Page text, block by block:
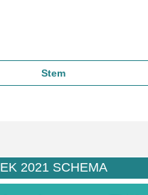
EK 2021 SCHEMA